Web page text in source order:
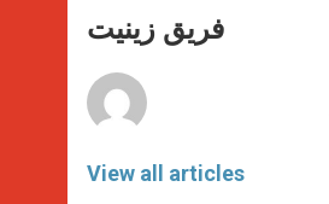
p
p
g
e
o
k
فريق زينيت
View all articles